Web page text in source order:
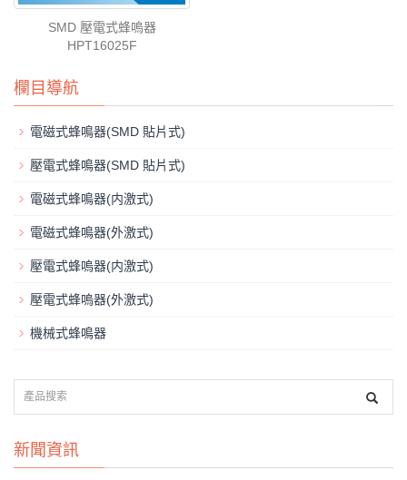
SMD 壓電式蜂嗚器
HPT16025F
欄目導航
電磁式蜂鳴器(SMD 貼片式)
壓電式蜂鳴器(SMD 貼片式)
電磁式蜂鳴器(内激式)
電磁式蜂鳴器(外激式)
壓電式蜂嗚器(内激式)
壓電式蜂嗚器(外激式)
機械式蜂鳴器
新聞資訊